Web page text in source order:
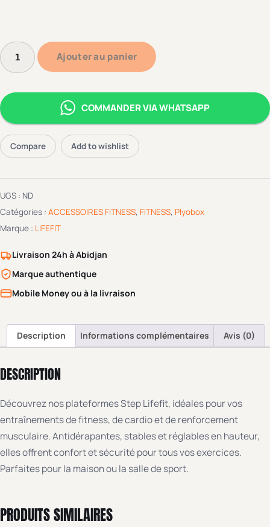
Ajouter au panier
COMMANDER VIA WHATSAPP
Compare Add to wishlist
UGS : ND
Catégories : ACCESSOIRES FITNESS, FITNESS, Plyobox
Marque : LIFEFIT
Livraison 24h à Abidjan
Marque authentique
Mobile Money ou à la livraison
Description Informations complémentaires Avis (0)
DESCRIPTION
Découvrez nos plateformes Step Lifefit, idéales pour vos
entraînements de fitness, de cardio et de renforcement
musculaire. Antidérapantes, stables et réglables en hauteur,
elles offrent confort et sécurité pour tous vos exercices.
Parfaites pour la maison ou la salle de sport.
PRODUITS SIMILAIRES